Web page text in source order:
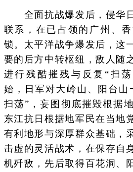
全面抗战爆发后，侵华
联系，在已占领的广州、
锁。太平洋战争爆发后，这
要的后方中转枢纽，敌人随
进行残酷摧残与反复“扫
始，日军对大岭山、阳台山
扫荡”，妄图彻底摧毁根据
东江抗日根据地军民在当地
有利地形与深厚群众基础，
击虚的灵活战术，在保存自
机歼敌，先后取得百花洞、